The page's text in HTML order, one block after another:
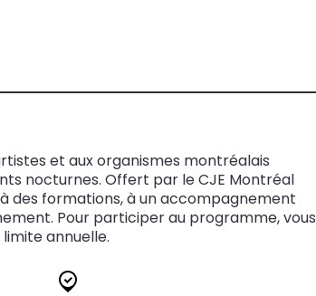
et aux organismes montréalais
nocturnes. Offert par le CJE Montréal
des formations, à un accompagnement
Pour participer au programme, vous
annuelle.